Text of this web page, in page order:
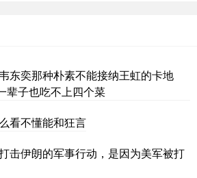
东奕那种朴素不能接纳王虹的卡地
辈子也吃不上四个菜
看不懂能和狂言
击伊朗的军事行动，是因为美军被打